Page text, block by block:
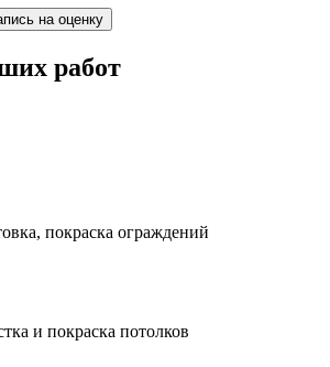
на оценку
работ
покраска ограждений
и покраска потолков